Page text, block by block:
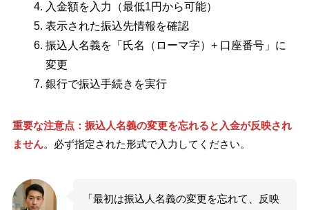
入金額を入力（最低1円から可能）
表示された振込先情報を確認
振込人名義を「氏名（ローマ字）+ 口座番号」に
変更
銀行で振込手続きを実行
重要な注意点：振込人名義の変更を忘れると入金が反映され
ません。必ず指定された形式で入力してください。
「最初は振込人名義の変更を忘れて、反映